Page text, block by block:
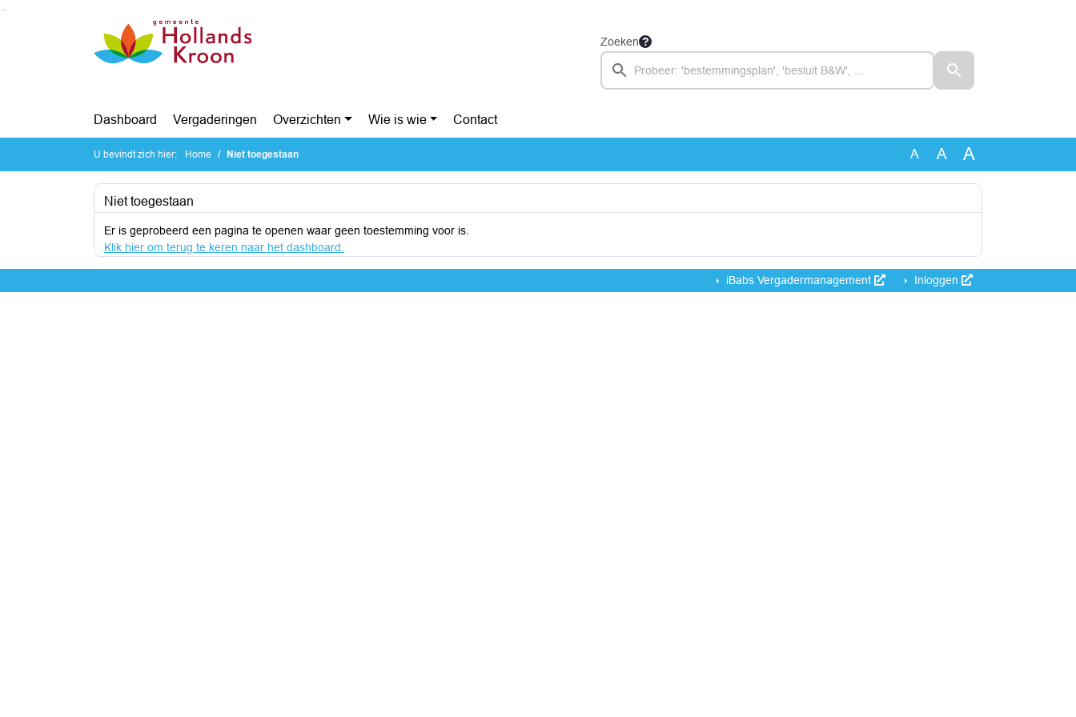
Ga naar de inhoud van deze pagina
Zoeken
Dashboard Vergaderingen Overzichten Wie is wie Contact
U bevindt zich hier: Home Niet toegestaan A A A
Niet toegestaan
Er is geprobeerd een pagina te openen waar geen toestemming voor is.
Klik hier om terug te keren naar het dashboard.
iBabs Vergadermanagement Inloggen